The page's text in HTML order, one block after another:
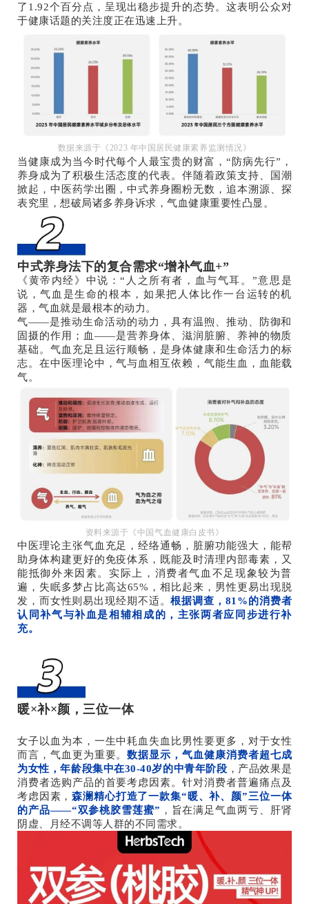
了1.92个百分点，呈现出稳步提升的态势。这表明公众对
于健康话题的关注度正在迅速上升。
数据来源于《2023 年中国居民健康素养监测情况》
当健康成为当今时代每个人最宝贵的财富，“防病先行”，
养身成为了积极生活态度的代表。伴随着政策支持、国潮
掀起，中医药学出圈，中式养身圈粉无数，追本溯源、探
表究里，想破局诸多养身诉求，气血健康重要性凸显。
中式养身法下的复合需求“增补气血+”
《黄帝内经》中说：“人之所有者，血与气耳。”意思是
说，气血是生命的根本，如果把人体比作一台运转的机
器，气血就是最根本的动力。
气——是推动生命活动的动力，具有温煦、推动、防御和
固摄的作用；血——是营养身体、滋润脏腑、养神的物质
基础。气血充足且运行顺畅，是身体健康和生命活力的标
志。在中医理论中，气与血相互依赖，气能生血，血能载
气。
资料来源于《中国气血健康白皮书》
中医理论主张气血充足，经络通畅，脏腑功能强大，能帮
助身体构建更好的免疫体系，既能及时清理内部毒素，又
能抵御外来因素。实际上，消费者气血不足现象较为普
遍，失眠多梦占比高达65%，相比起来，男性更易出现脱
发，而女性则易出现经期不适。根据调查，81%的消费者
认同补气与补血是相辅相成的，主张两者应同步进行补
充。
暖×补×颜，三位一体
女子以血为本，一生中耗血失血比男性要更多，对于女性
而言，气血更为重要。数据显示，气血健康消费者超七成
为女性，年龄段集中在30-40岁的中青年阶段 ，产品效果是
消费者选购产品的首要考虑因素。针对消费者普遍痛点及
考虑因素，森澜精心打造了一款集“暖、补、颜”三位一体
的产品——“双参桃胶雪莲蜜” ，旨在满足气血两亏、肝肾
阴虚、月经不调等人群的不同需求。